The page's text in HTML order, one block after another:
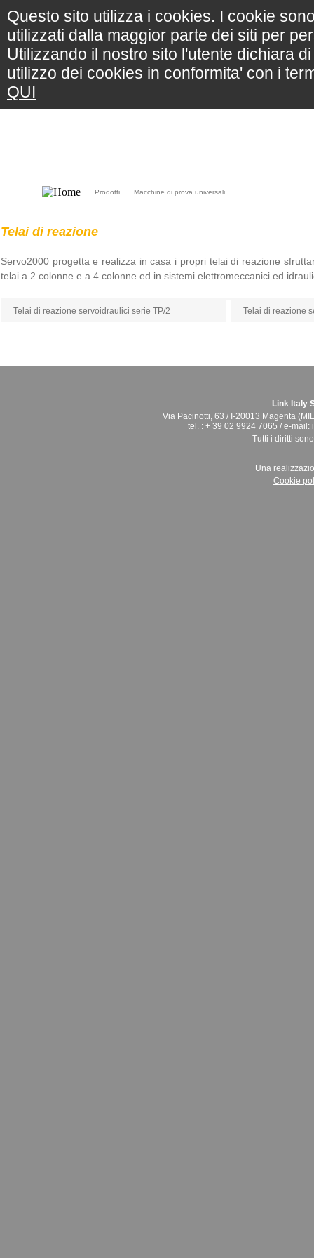
Prodotti Macchine di prova universali
Telai di reazione
Servo2000 progetta e realizza in casa i propri telai di reazione
telai a 2 colonne e a 4 colonne ed in sistemi elettromeccanici ed
Telai di reazione servoidraulici serie TP/2 Telai di reazione
Link Italy
Via Pacinotti, 63 / I-20013 Magenta
tel. : + 39 02 9924 7065 / e-
Tutti i diritti
Una
Cookie
Questo sito utilizza i cookies. I cookie
utilizzati dalla maggior parte dei siti per
Utilizzando il nostro sito l'utente dichiara
utilizzo dei cookies in conformita' con i
QUI